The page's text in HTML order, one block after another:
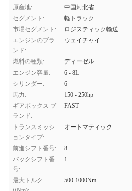
原産地:
中国河北省
セグメント:
軽トラック
市場セグメント:
ロジスティック輸送
エンジンのブラ
ンド:
ウェイチャイ
燃料の種類:
ディーゼル
エンジン容量:
6 - 8L
シリンダー:
6
馬力:
150 - 250hp
ギアボックス ブ
ランド:
FAST
トランスミッシ
ョンタイプ:
オートマティック
前進シフト番号:
8
バックシフト番
号:
1
最大トルク
500-1000Nm